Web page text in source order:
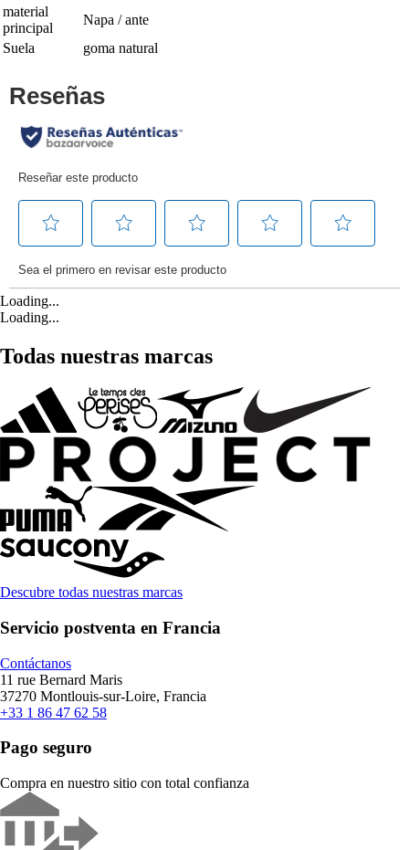
material
principal
Napa / ante
Suela
goma natural
Loading...
Loading...
Todas nuestras marcas
Descubre todas nuestras marcas
Servicio postventa en Francia
Contáctanos
11 rue Bernard Maris
37270 Montlouis-sur-Loire, Francia
+33 1 86 47 62 58
Pago seguro
Compra en nuestro sitio con total confianza